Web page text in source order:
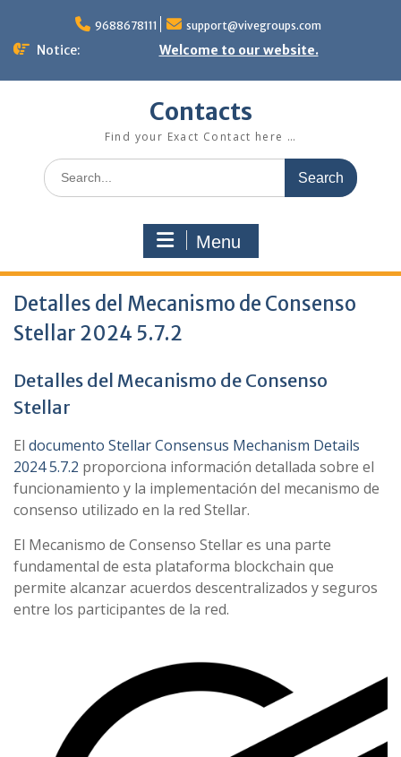
content
9688678111 support@vivegroups.com
Notice: Welcome to our website.
Contacts
Find your Exact Contact here …
Search
for:
Menu
Detalles del Mecanismo de Consenso
Stellar 2024 5.7.2
Detalles del Mecanismo de Consenso
Stellar
El documento Stellar Consensus Mechanism Details
2024 5.7.2 proporciona información detallada sobre el
funcionamiento y la implementación del mecanismo de
consenso utilizado en la red Stellar.
El Mecanismo de Consenso Stellar es una parte
fundamental de esta plataforma blockchain que
permite alcanzar acuerdos descentralizados y seguros
entre los participantes de la red.